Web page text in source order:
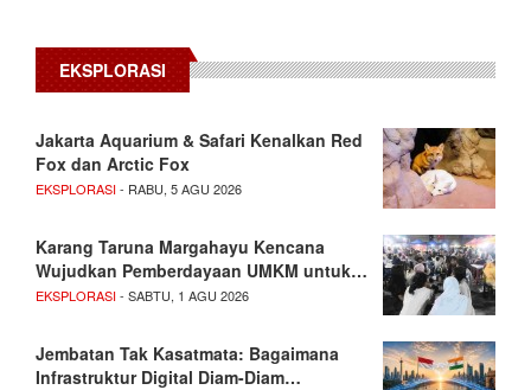
EKSPLORASI
Jakarta Aquarium & Safari Kenalkan Red
Fox dan Arctic Fox
EKSPLORASI- RABU, 5 AGU 2026
Karang Taruna Margahayu Kencana
Wujudkan Pemberdayaan UMKM untuk…
EKSPLORASI- SABTU, 1 AGU 2026
Jembatan Tak Kasatmata: Bagaimana
Infrastruktur Digital Diam-Diam…